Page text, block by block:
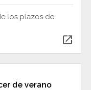
los plazos de
open_in_new
de verano